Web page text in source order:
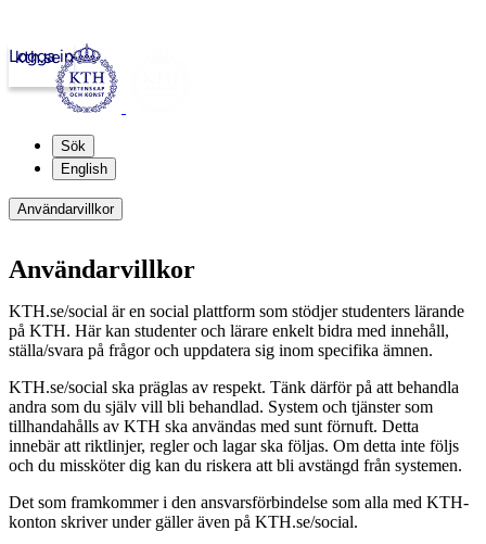
kth.se
Logga in
Sök
English
Användarvillkor
Användarvillkor
KTH.se/social är en social plattform som stödjer studenters lärande
på KTH. Här kan studenter och lärare enkelt bidra med innehåll,
ställa/svara på frågor och uppdatera sig inom specifika ämnen.
KTH.se/social ska präglas av respekt. Tänk därför på att behandla
andra som du själv vill bli behandlad. System och tjänster som
tillhandahålls av KTH ska användas med sunt förnuft. Detta
innebär att riktlinjer, regler och lagar ska följas. Om detta inte följs
och du missköter dig kan du riskera att bli avstängd från systemen.
Det som framkommer i den ansvarsförbindelse som alla med KTH-
konton skriver under gäller även på KTH.se/social.